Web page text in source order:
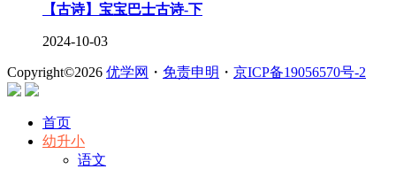
【古诗】宝宝巴士古诗-下
2024-10-03
Copyright©2026 优学网 ・ 免责申明 ・ 京ICP备19056570号-2
首页
幼升小
语文